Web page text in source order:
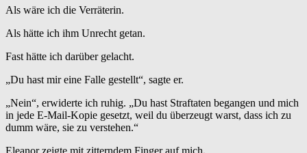
Als wäre ich die Verräterin.
Als hätte ich ihm Unrecht getan.
Fast hätte ich darüber gelacht.
„Du hast mir eine Falle gestellt“, sagte er.
„Nein“, erwiderte ich ruhig. „Du hast Straftaten begangen und mich
in jede E-Mail-Kopie gesetzt, weil du überzeugt warst, dass ich zu
dumm wäre, sie zu verstehen.“